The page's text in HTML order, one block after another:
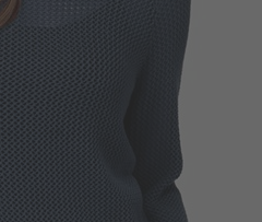
$ 350